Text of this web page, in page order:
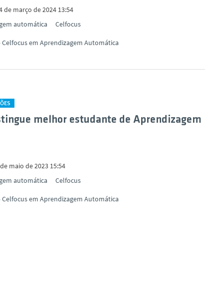
de março de 2024 13:54
automática
Celfocus
em Aprendizagem Automática
melhor estudante de Aprendizagem
maio de 2023 15:54
automática
Celfocus
em Aprendizagem Automática